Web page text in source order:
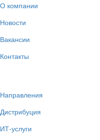
О компании
Новости
Вакансии
Контакты
Направления
Дистрибуция
ИТ-услуги